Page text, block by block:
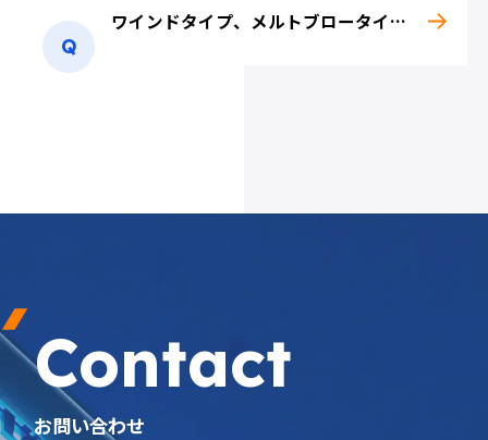
エッチング液
水景施設関連
ワインドタイプ、メルトブロータイプ、積層タイプについて教えて下さい。
Contact
お問い合わせ